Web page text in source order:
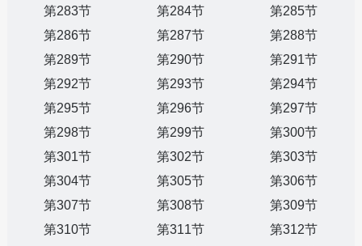
第283节
第284节
第285节
第286节
第287节
第288节
第289节
第290节
第291节
第292节
第293节
第294节
第295节
第296节
第297节
第298节
第299节
第300节
第301节
第302节
第303节
第304节
第305节
第306节
第307节
第308节
第309节
第310节
第311节
第312节